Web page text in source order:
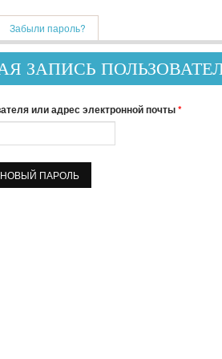
Забыли пароль?
ЗАПИСЬ
или адрес электронной почты*